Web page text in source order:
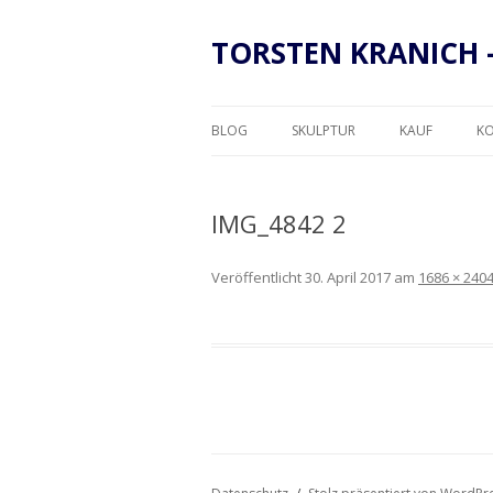
TORSTEN KRANICH
BLOG SKULPTUR KAUF
IMG_4842 2
Veröffentlicht30. April 2017 am 1686 × 2404